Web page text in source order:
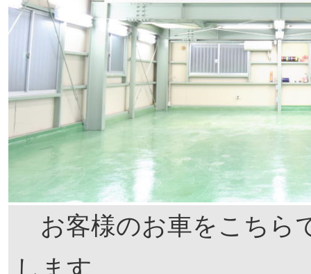
お客様のお車をこちら
します。